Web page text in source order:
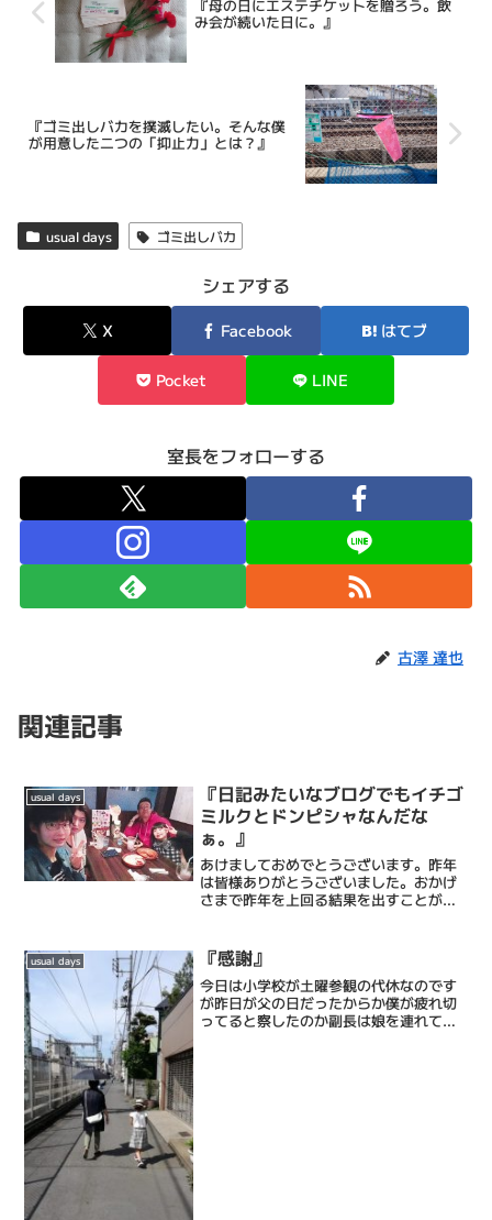
『母の日にエステチケットを贈ろう。飲
み会が続いた日に。』
『ゴミ出しバカを撲滅したい。そんな僕
が用意した二つの「抑止力」とは？』
usual days ゴミ出しバカ
シェアする
X Facebook はてブ
Pocket LINE
室長をフォローする
古澤 達也
関連記事
usual days
『日記みたいなブログでもイチゴ
ミルクとドンピシャなんだな
ぁ。』
あけましておめでとうございます。昨年
は皆様ありがとうございました。おかげ
さまで昨年を上回る結果を出すことがで
ていただけるよう、今年も全力で励みま
す。今年は、創業60周年...
usual days 『感謝』
今日は小学校が土曜参観の代休なのです
が昨日が父の日だったからか僕が疲れ切
ってると察したのか副長は娘を連れて二